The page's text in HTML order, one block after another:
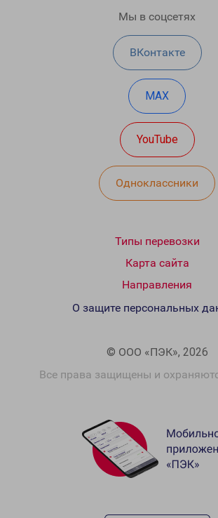
Мы в соцсетях
ВКонтакте
MAX
YouTube
Одноклассники
Типы перевозки
Карта сайта
Направления
© ООО «ПЭК», 2026
Все права защищены и
О защите персональных